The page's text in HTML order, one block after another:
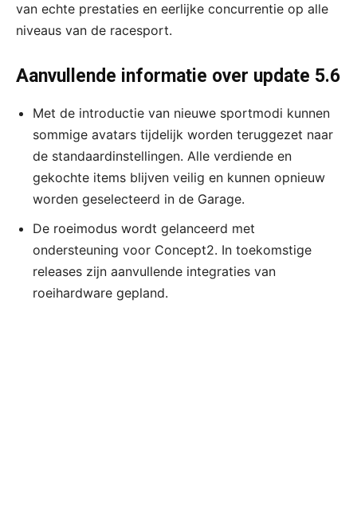
van echte prestaties en eerlijke concurrentie op alle
niveaus van de racesport.
Aanvullende informatie over update 5.6
Met de introductie van nieuwe sportmodi kunnen
sommige avatars tijdelijk worden teruggezet naar
de standaardinstellingen. Alle verdiende en
gekochte items blijven veilig en kunnen opnieuw
worden geselecteerd in de Garage.
De roeimodus wordt gelanceerd met
ondersteuning voor Concept2. In toekomstige
releases zijn aanvullende integraties van
roeihardware gepland.